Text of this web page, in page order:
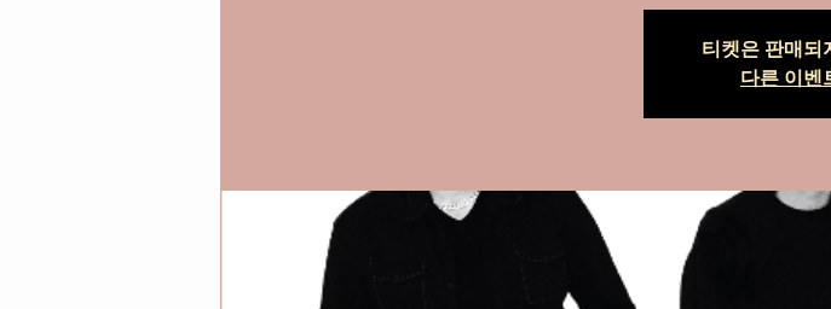
티켓은 판매되
다른 이벤